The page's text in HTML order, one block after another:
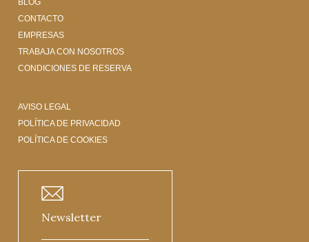
BLOG
CONTACTO
EMPRESAS
TRABAJA CON NOSOTROS
CONDICIONES DE RESERVA
AVISO LEGAL
POLÍTICA DE PRIVACIDAD
POLÍTICA DE COOKIES
Newsletter